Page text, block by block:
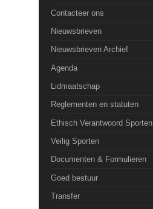
Contacteer ons
Nieuwsbrieven
Nieuwsbrieven Archief
Agenda
Lidmaatschap
Reglementen en statuten
Ethisch Verantwoord Sporten
Veilig Sporten
Documenten & Formulieren
Goed bestuur
Transfer